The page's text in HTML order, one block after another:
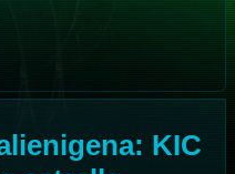
KIC